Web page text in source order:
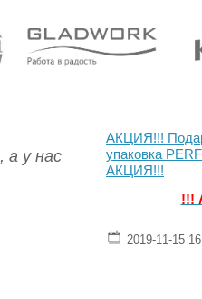
а у нас
АКЦИЯ!!!
упаковка
АКЦИЯ!!!
!!!
2019-11-15